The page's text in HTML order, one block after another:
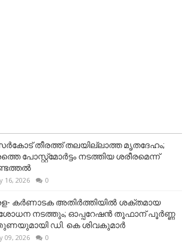
തീരത്ത് തലയില്ലാത്ത മൃതദേഹം;
പോസ്റ്റ്‌മോർട്ടം നടത്തിയ ശരീരമെന്ന്
16, 2026 0
കർണാടക അതിർത്തിയിൽ ശക്തമായ
നടത്തും; ഓപ്പറേഷൻ തൂഫാന് പൂർണ്ണ
ഡി. കെ ശിവകുമാർ
09, 2026 0